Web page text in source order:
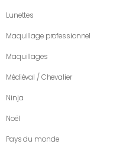
Lunettes
Maquillage professionnel
Maquillages
Médiéval / Chevalier
Ninja
Noël
Pays du monde